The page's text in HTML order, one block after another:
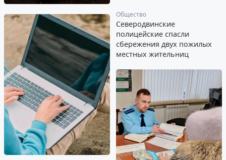
Общество
Северодвинские
полицейские спасли
сбережения двух пожилых
местных жительниц